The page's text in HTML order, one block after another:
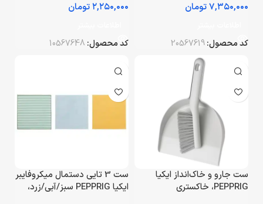
تومان
کد محصول:20567619
تومان
کد محصول: 10567648
ست جارو و خاک‌انداز ایکیا
PEPPRIG، خاکستری
ست 3 تایی دستمال میکروفایبر
ایکیا PEPPRIG سبز/آبی/زرد،